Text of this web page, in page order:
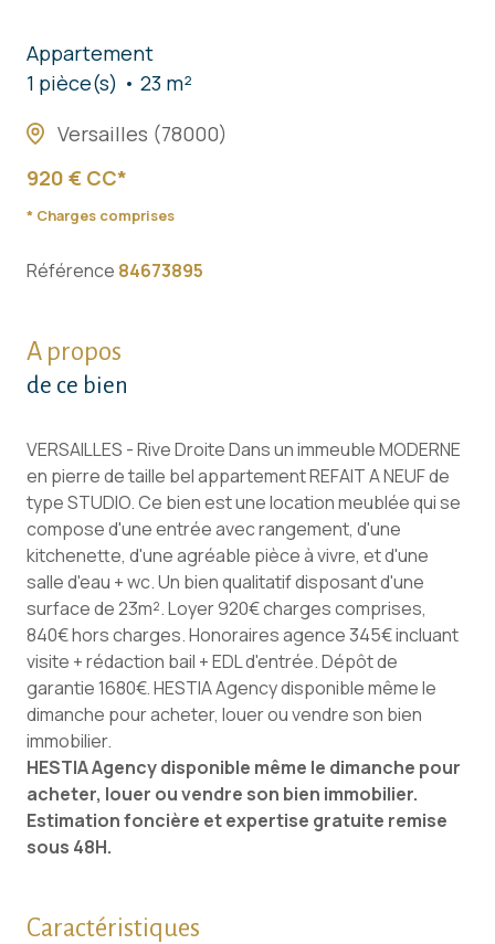
Appartement
1 pièce(s)
23 m²
Versailles (78000)
920 € CC*
* Charges comprises
Référence 84673895
A propos
de ce bien
VERSAILLES - Rive Droite Dans un immeuble MODERNE
en pierre de taille bel appartement REFAIT A NEUF de
type STUDIO. Ce bien est une location meublée qui se
compose d'une entrée avec rangement, d'une
kitchenette, d'une agréable pièce à vivre, et d'une
salle d'eau + wc. Un bien qualitatif disposant d'une
surface de 23m². Loyer 920€ charges comprises,
840€ hors charges. Honoraires agence 345€ incluant
visite + rédaction bail + EDL d'entrée. Dépôt de
garantie 1680€. HESTIA Agency disponible même le
dimanche pour acheter, louer ou vendre son bien
immobilier.
HESTIA Agency disponible même le dimanche pour
acheter, louer ou vendre son bien immobilier.
Estimation foncière et expertise gratuite remise
sous 48H.
Caractéristiques